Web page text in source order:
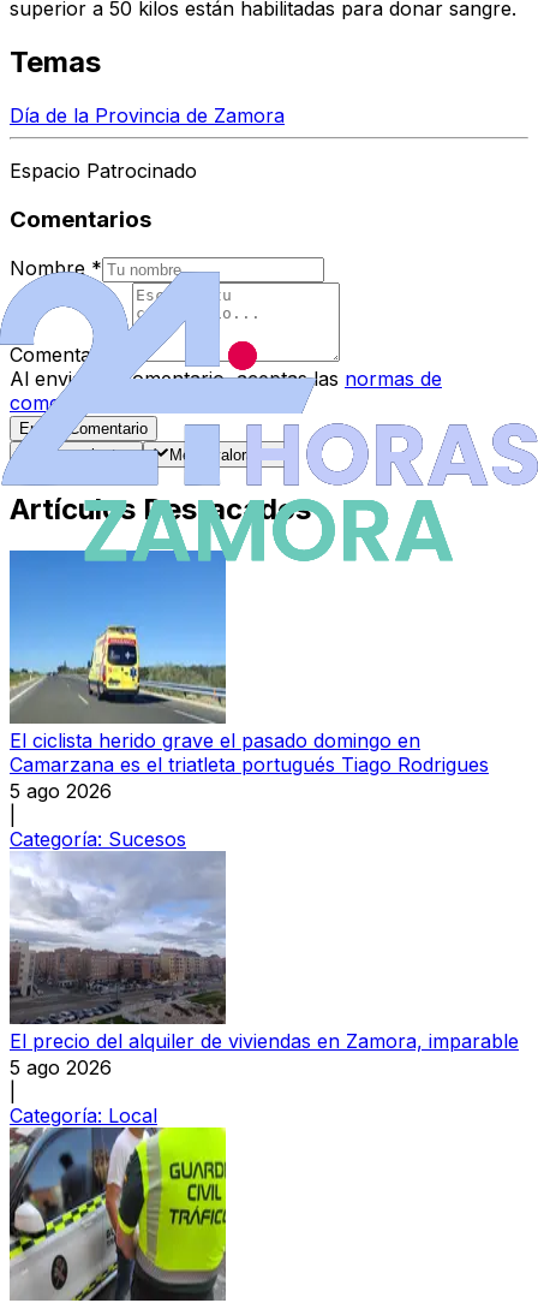
superior a 50 kilos están habilitadas para donar sangre.
Temas
Día de la Provincia de Zamora
Espacio Patrocinado
Comentarios
Nombre *
Comentario
Al enviar tu comentario, aceptas las normas de
comentarios
Enviar Comentario
Más recientes
Mejor valorados
Artículos Destacados
El ciclista herido grave el pasado domingo en
Camarzana es el triatleta portugués Tiago Rodrigues
5 ago 2026
Categoría: Sucesos
El precio del alquiler de viviendas en Zamora, imparable
5 ago 2026
Categoría: Local